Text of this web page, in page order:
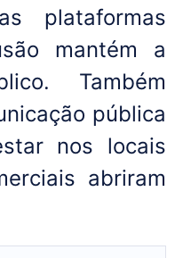
plataformas
mantém a
Também
pública
nos locais
abriram